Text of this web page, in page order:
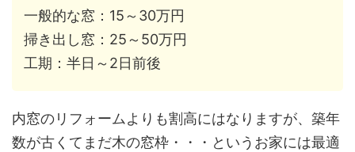
一般的な窓：15～30万円
掃き出し窓：25～50万円
工期：半日～2日前後
内窓のリフォームよりも割高にはなりますが、築年
数が古くてまだ木の窓枠・・・というお家には最適